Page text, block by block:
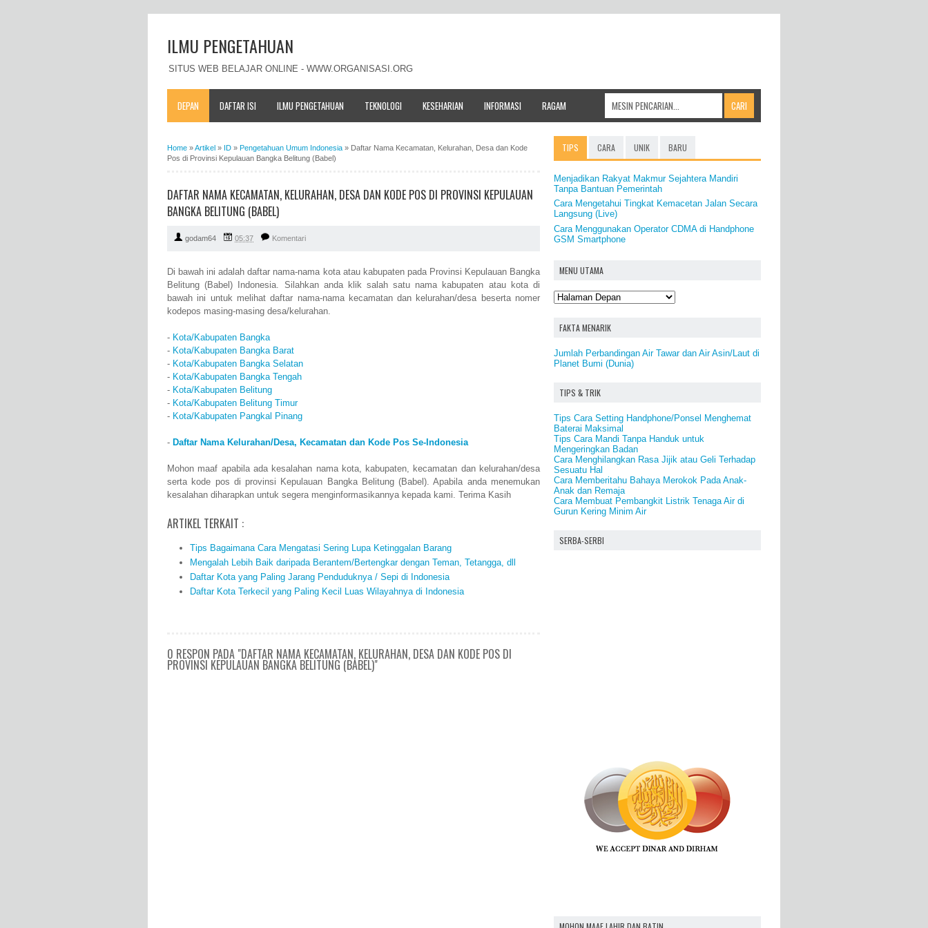
ILMU PENGETAHUAN
SITUS WEB BELAJAR ONLINE - WWW.ORGANISASI.ORG
DEPAN DAFTAR ISI ILMU PENGETAHUAN TEKNOLOGI KESEHARIAN INFORMASI RAGAM
Home »Artikel » ID » Pengetahuan Umum Indonesia » Daftar Nama Kecamatan, Kelurahan, Desa dan Kode
Pos di Provinsi Kepulauan Bangka Belitung (Babel)
DAFTAR NAMA KECAMATAN, KELURAHAN, DESA DAN KODE POS DI PROVINSI KEPULAUAN
BANGKA BELITUNG (BABEL)
godam64 05:37 Komentari
Di bawah ini adalah daftar nama-nama kota atau kabupaten pada Provinsi Kepulauan Bangka
Belitung (Babel) Indonesia. Silahkan anda klik salah satu nama kabupaten atau kota di
bawah ini untuk melihat daftar nama-nama kecamatan dan kelurahan/desa beserta nomer
kodepos masing-masing desa/kelurahan.
- Kota/Kabupaten Bangka
- Kota/Kabupaten Bangka Barat
- Kota/Kabupaten Bangka Selatan
- Kota/Kabupaten Bangka Tengah
- Kota/Kabupaten Belitung
- Kota/Kabupaten Belitung Timur
- Kota/Kabupaten Pangkal Pinang
- Daftar Nama Kelurahan/Desa, Kecamatan dan Kode Pos Se-Indonesia
Mohon maaf apabila ada kesalahan nama kota, kabupaten, kecamatan dan kelurahan/desa
serta kode pos di provinsi Kepulauan Bangka Belitung (Babel). Apabila anda menemukan
kesalahan diharapkan untuk segera menginformasikannya kepada kami. Terima Kasih
ARTIKEL TERKAIT :
Tips Bagaimana Cara Mengatasi Sering Lupa Ketinggalan Barang
Mengalah Lebih Baik daripada Berantem/Bertengkar dengan Teman, Tetangga, dll
Daftar Kota yang Paling Jarang Penduduknya / Sepi di Indonesia
Daftar Kota Terkecil yang Paling Kecil Luas Wilayahnya di Indonesia
0 RESPON PADA "DAFTAR NAMA KECAMATAN, KELURAHAN, DESA DAN KODE POS DI
PROVINSI KEPULAUAN BANGKA BELITUNG (BABEL)"
TIPS CARA UNIK BARU
Menjadikan Rakyat Makmur Sejahtera Mandiri
Tanpa Bantuan Pemerintah
Cara Mengetahui Tingkat Kemacetan Jalan Secara
Langsung (Live)
Cara Menggunakan Operator CDMA di Handphone
GSM Smartphone
MENU UTAMA
FAKTA MENARIK
Jumlah Perbandingan Air Tawar dan Air Asin/Laut di
Planet Bumi (Dunia)
TIPS & TRIK
Tips Cara Setting Handphone/Ponsel Menghemat
Baterai Maksimal
Tips Cara Mandi Tanpa Handuk untuk
Mengeringkan Badan
Cara Menghilangkan Rasa Jijik atau Geli Terhadap
Sesuatu Hal
Cara Memberitahu Bahaya Merokok Pada Anak-
Anak dan Remaja
Cara Membuat Pembangkit Listrik Tenaga Air di
Gurun Kering Minim Air
SERBA-SERBI